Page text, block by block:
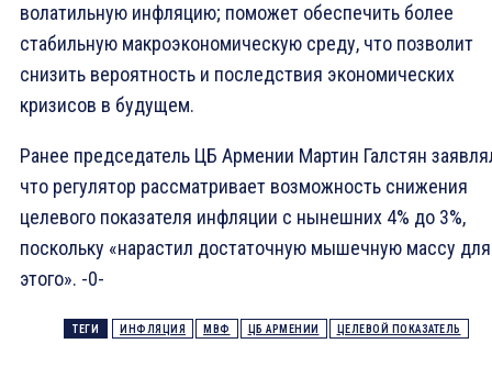
волатильную инфляцию; поможет обеспечить более
стабильную макроэкономическую среду, что позволит
снизить вероятность и последствия экономических
кризисов в будущем.
Ранее председатель ЦБ Армении Мартин Галстян
что регулятор рассматривает возможность снижения
целевого показателя инфляции с нынешних 4% до 3%,
поскольку «нарастил достаточную мышечную массу для
этого». -0-
ТЕГИ ИНФЛЯЦИЯ МВФ ЦБ АРМЕНИИ ЦЕЛЕВОЙ ПОКАЗАТЕЛЬ